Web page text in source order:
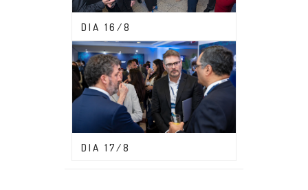
DIA 16/8
CONGRESSO ABDF 2023
DIA 17/8
CONGRESSO ABDF 2023